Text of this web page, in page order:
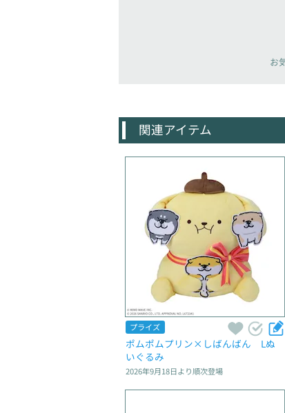
お
関連アイテム
プライズ
ポムポムプリン×しばんばん　Lぬ
いぐるみ
2026年9月18日より順次登場